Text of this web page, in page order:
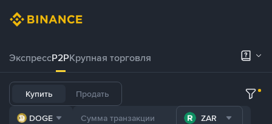
ЭкспрессP2PКрупная торговля
Купить Продать
DOGE ZAR